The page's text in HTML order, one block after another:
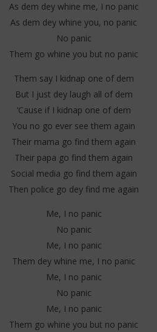
As dem dey whine me, I no panic
As dem dey whine you, no panic
No panic
Them go whine you but no panic
Them say I kidnap one of dem
But I just dey laugh all of dem
‘Cause if I kidnap one of dem
You no go ever see them again
Their mama go find them again
Their papa go find them again
Social media go find them again
Then police go dey find me again
Me, I no panic
No panic
Me, I no panic
Them dey whine me, I no panic
Me, I no panic
No panic
Me, I no panic
Them go whine you but no panic